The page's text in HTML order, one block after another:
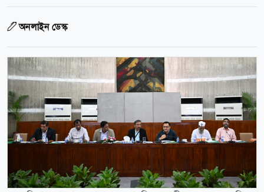
অনলাইন ডেস্ক